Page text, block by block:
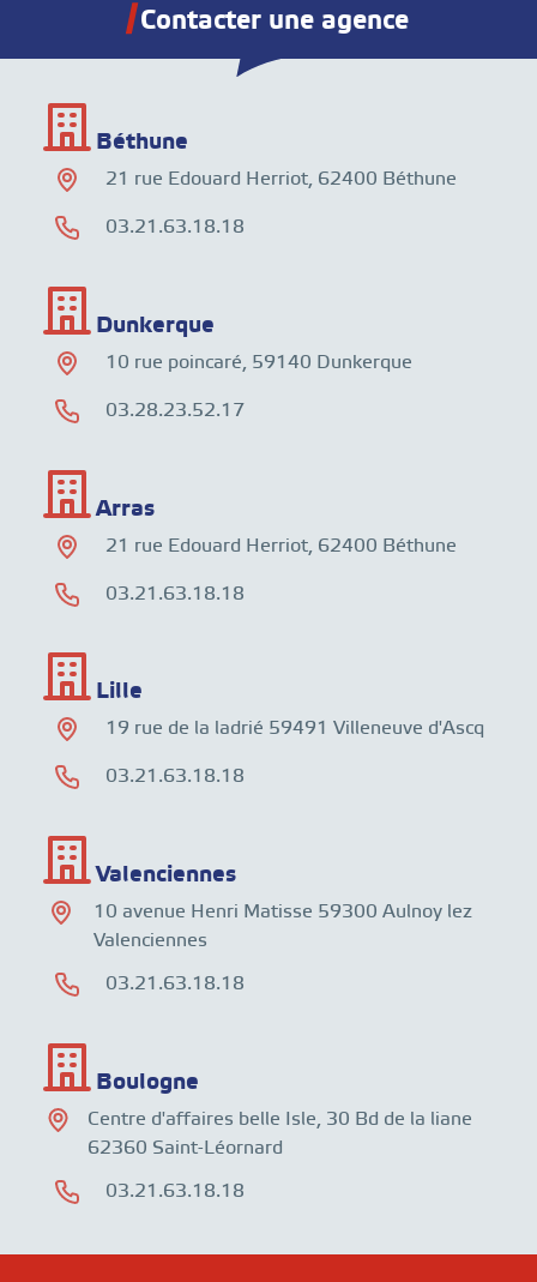
Contacter une agence
Béthune
21 rue Edouard Herriot, 62400 Béthune
03.21.63.18.18
Dunkerque
10 rue poincaré, 59140 Dunkerque
03.28.23.52.17
Arras
21 rue Edouard Herriot, 62400 Béthune
03.21.63.18.18
Lille
19 rue de la ladrié 59491 Villeneuve d'Ascq
03.21.63.18.18
Valenciennes
10 avenue Henri Matisse 59300 Aulnoy lez
Valenciennes
03.21.63.18.18
Boulogne
Centre d'affaires belle Isle, 30 Bd de la liane
62360 Saint-Léornard
03.21.63.18.18